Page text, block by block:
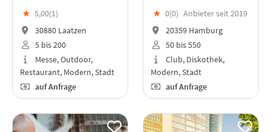
★ 5,00(1)
30880 Laatzen
5 bis 200
Messe, Outdoor,
Restaurant, Modern, Stadt
auf Anfrage
★ 0(0) Anbieter seit 2019
20359 Hamburg
50 bis 550
Club, Diskothek,
Modern, Stadt
auf Anfrage